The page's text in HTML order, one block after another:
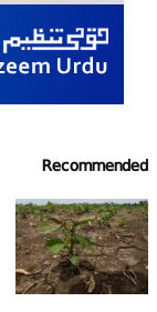
Recommended